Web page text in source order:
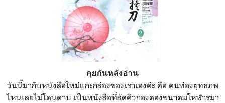
คุยกันหลังอ่าน
วันนี้มากับหนังสือใหม่แกะกล่องของเราเองค่ะ คือ คนท่องยุทธภพ
ไหนเลยไม่โดนดาบ เป็นหนังสือที่ลัดคิวกองดองขนาดมโหฬารมา